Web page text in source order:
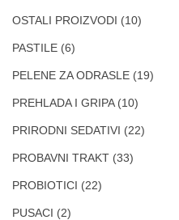
OSTALI PROIZVODI (10)
PASTILE (6)
PELENE ZA ODRASLE (19)
PREHLADA I GRIPA (10)
PRIRODNI SEDATIVI (22)
PROBAVNI TRAKT (33)
PROBIOTICI (22)
PUSACI (2)